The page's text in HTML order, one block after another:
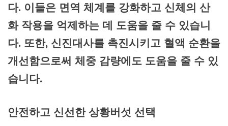
다. 이들은 면역 체계를 강화하고 신체의 산
화 작용을 억제하는 데 도움을 줄 수 있습니
다. 또한, 신진대사를 촉진시키고 혈액 순환을
개선함으로써 체중 감량에도 도움을 줄 수 있
습니다.
안전하고 신선한 상황버섯 선택